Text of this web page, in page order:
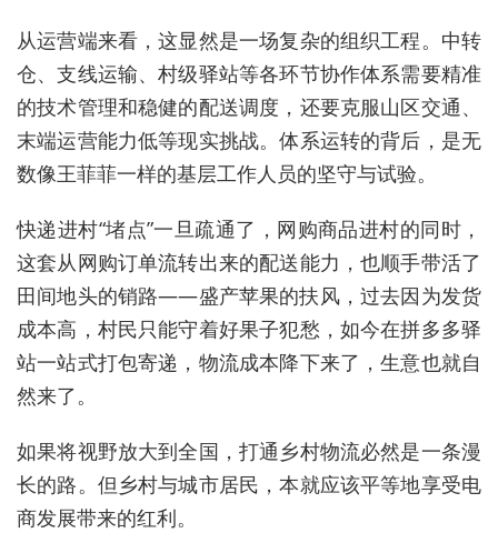
从运营端来看，这显然是一场复杂的组织工程。中转
仓、支线运输、村级驿站等各环节协作体系需要精准
的技术管理和稳健的配送调度，还要克服山区交通、
末端运营能力低等现实挑战。体系运转的背后，是无
数像王菲菲一样的基层工作人员的坚守与试验。
快递进村“堵点”一旦疏通了，网购商品进村的同时，
这套从网购订单流转出来的配送能力，也顺手带活了
田间地头的销路——盛产苹果的扶风，过去因为发货
成本高，村民只能守着好果子犯愁，如今在拼多多驿
站一站式打包寄递，物流成本降下来了，生意也就自
然来了。
如果将视野放大到全国，打通乡村物流必然是一条漫
长的路。但乡村与城市居民，本就应该平等地享受电
商发展带来的红利。